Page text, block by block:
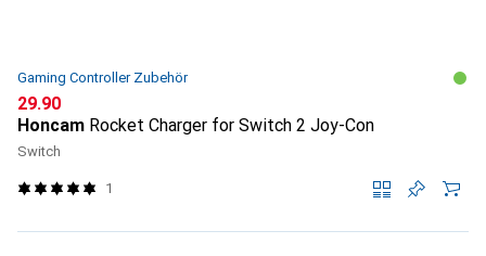
Gaming Controller Zubehör
CHF
29.90
Honcam Rocket Charger for Switch 2 Joy-Con
Switch
1